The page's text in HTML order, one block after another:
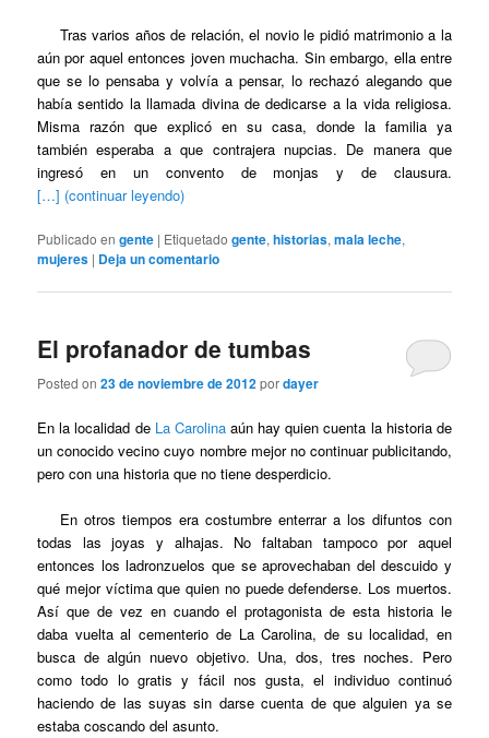
Tras varios años de relación, el novio le pidió matrimonio a la
aún por aquel entonces joven muchacha. Sin embargo, ella entre
que se lo pensaba y volvía a pensar, lo rechazó alegando que
había sentido la llamada divina de dedicarse a la vida religiosa.
Misma razón que explicó en su casa, donde la familia ya
también esperaba a que contrajera nupcias. De manera que
ingresó en un convento de monjas y de clausura.
[…] (continuar leyendo)
Publicado en gente | Etiquetado gente,historias,mala leche,
mujeres | Deja un comentario
El profanador de tumbas
Posted on23 de noviembre de 2012pordayer
En la localidad de La Carolinaaún hay quien cuenta la historia de
un conocido vecino cuyo nombre mejor no continuar publicitando,
pero con una historia que no tiene desperdicio.
En otros tiempos era costumbre enterrar a los difuntos con
todas las joyas y alhajas. No faltaban tampoco por aquel
entonces los ladronzuelos que se aprovechaban del descuido y
qué mejor víctima que quien no puede defenderse. Los muertos.
Así que de vez en cuando el protagonista de esta historia le
daba vuelta al cementerio de La Carolina, de su localidad, en
busca de algún nuevo objetivo. Una, dos, tres noches. Pero
como todo lo gratis y fácil nos gusta, el individuo continuó
haciendo de las suyas sin darse cuenta de que alguien ya se
estaba coscando del asunto.